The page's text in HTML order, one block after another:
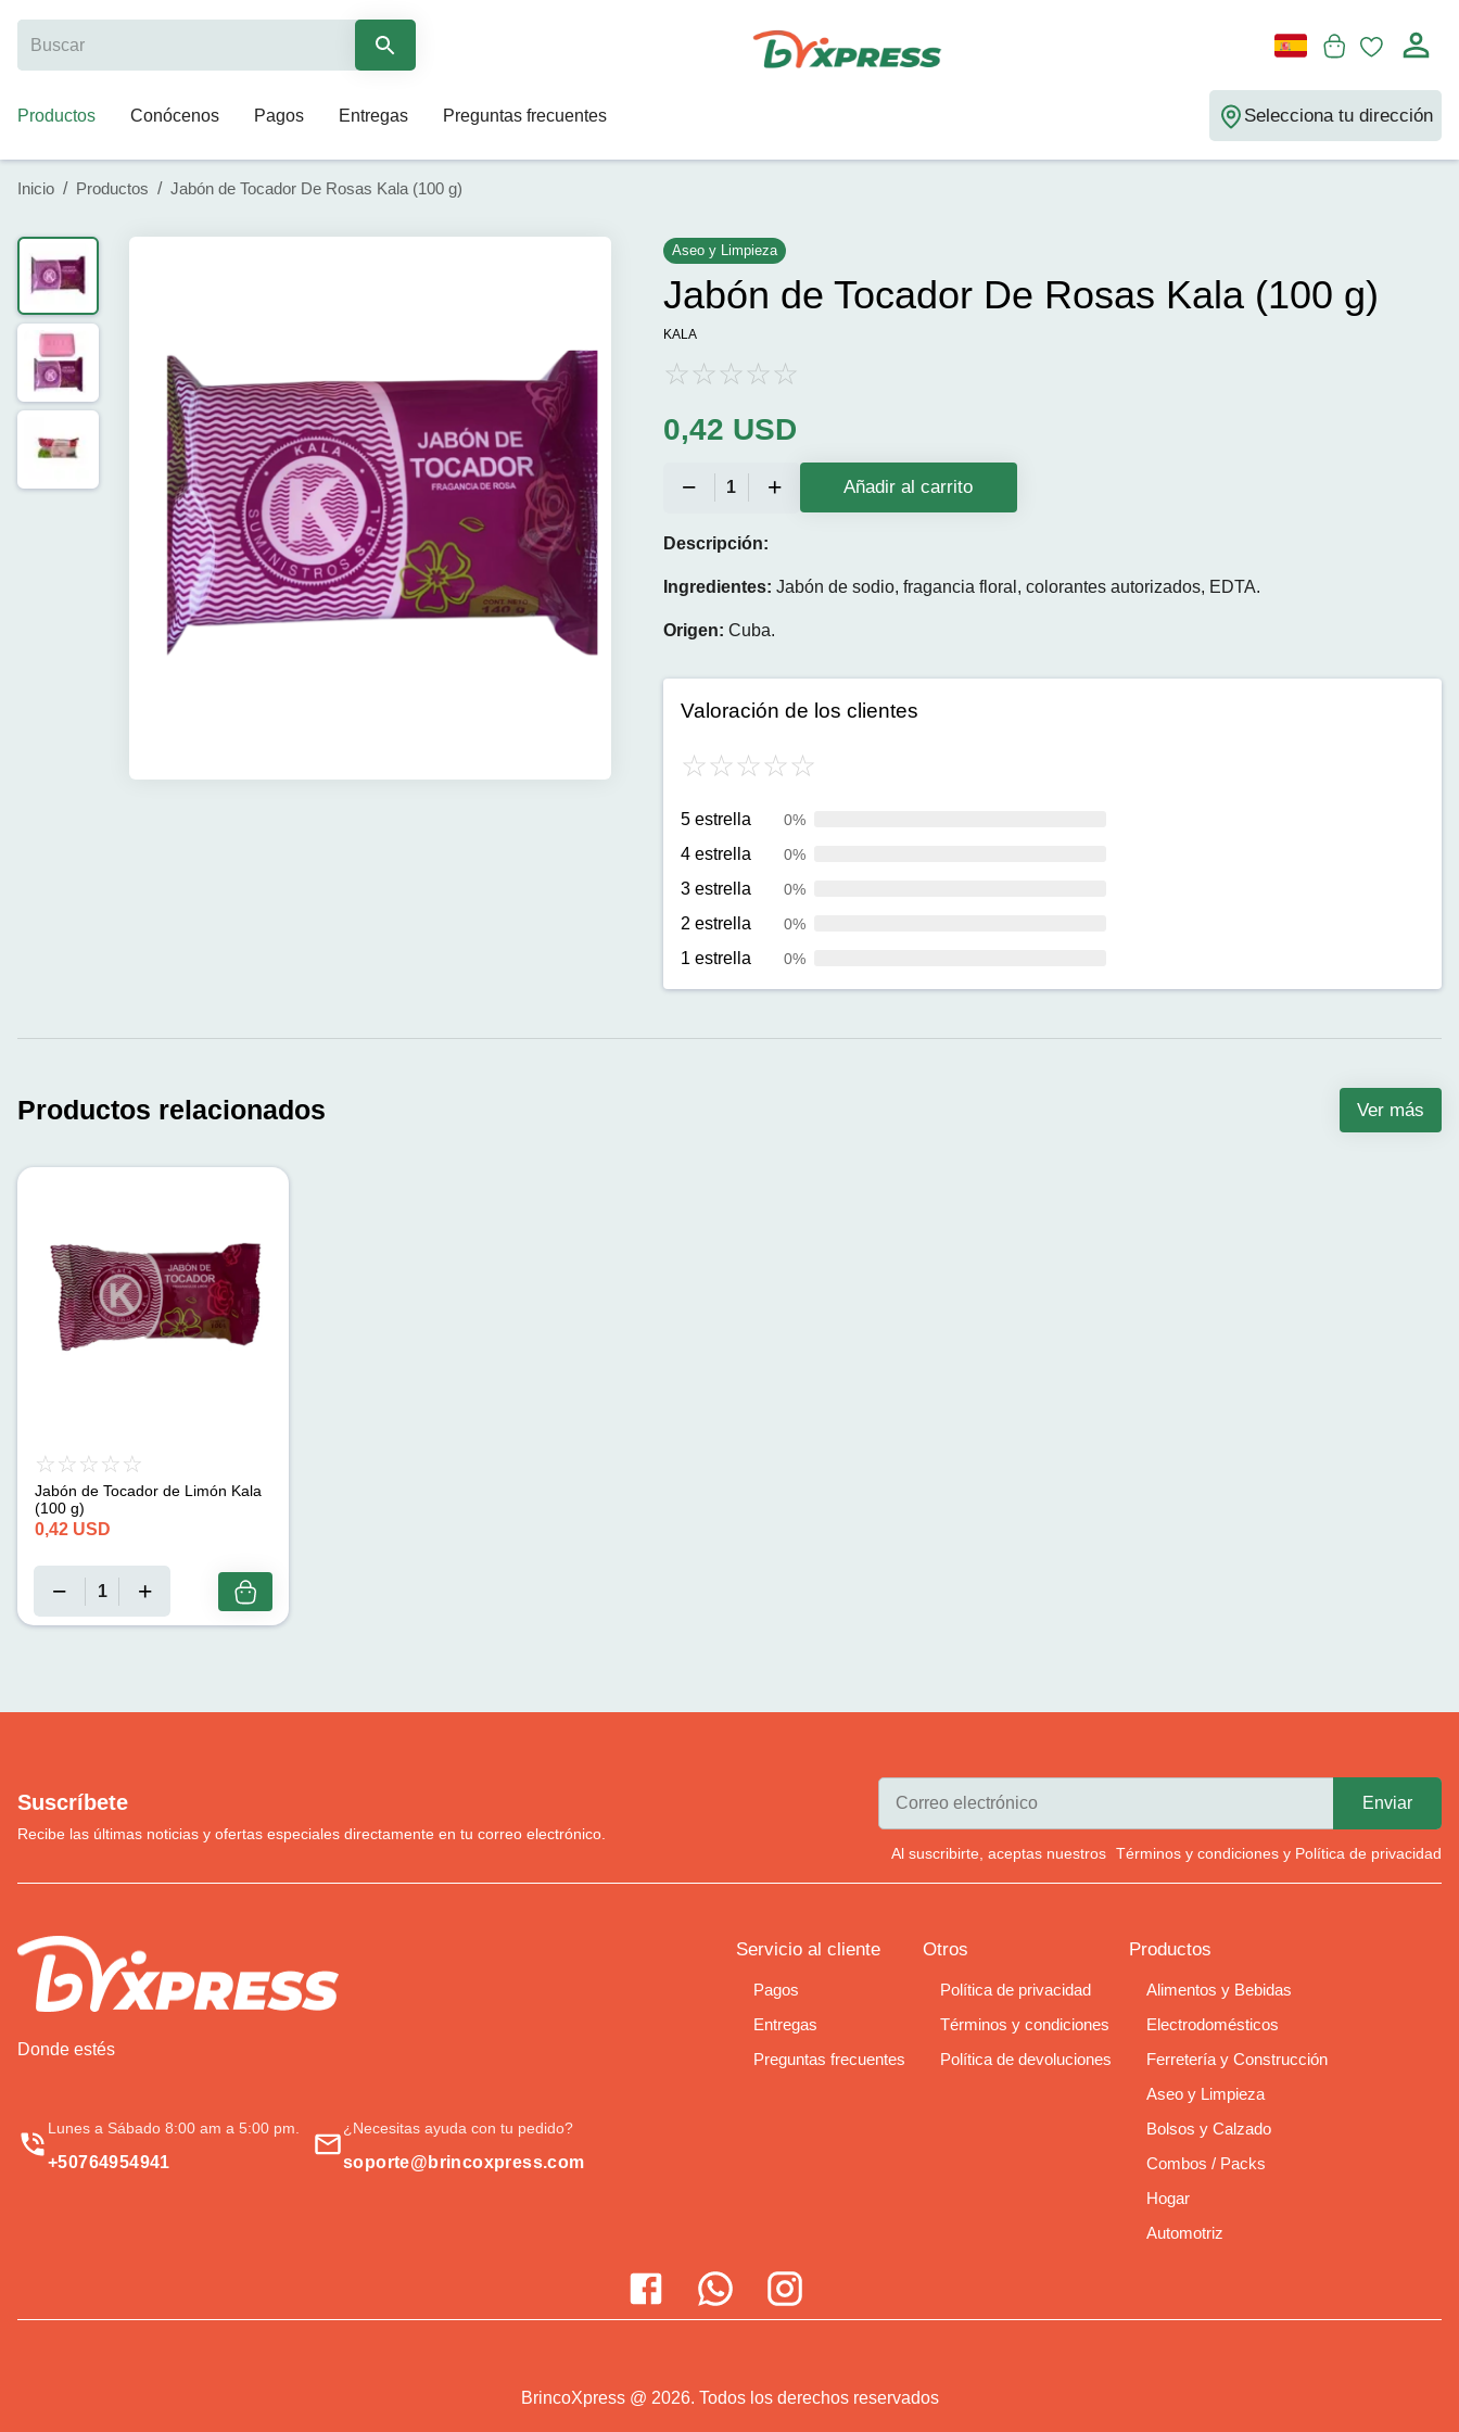
Productos Conócenos Pagos Entregas Preguntas frecuentes Selecciona tu dirección
Inicio / Productos / Jabón de Tocador De Rosas Kala (100 g)
Aseo y Limpieza
Jabón de Tocador De Rosas Kala (100 g)
KALA
0,42 USD
Añadir al carrito
Descripción:
Ingredientes: Jabón de sodio, fragancia floral, colorantes autorizados, EDTA.
Origen: Cuba.
Valoración de los clientes
5 estrella 0%
4 estrella 0%
3 estrella 0%
2 estrella 0%
1 estrella 0%
Productos relacionados Ver más
Jabón de Tocador de Limón Kala
(100 g)
0,42 USD
Suscríbete
Recibe las últimas noticias y ofertas especiales directamente en tu correo electrónico.
Al suscribirte, aceptas nuestros Términos y condiciones y Política de privacidad
Donde estés
Lunes a Sábado 8:00 am a 5:00 pm.
+50764954941
¿Necesitas ayuda con tu pedido?
soporte@brincoxpress.com
Servicio al cliente
Pagos
Entregas
Preguntas frecuentes
Otros
Política de privacidad
Términos y condiciones
Política de devoluciones
Productos
Alimentos y Bebidas
Electrodomésticos
Ferretería y Construcción
Aseo y Limpieza
Bolsos y Calzado
Combos / Packs
Hogar
Automotriz
BrincoXpress@ 2026. Todos los derechos reservados